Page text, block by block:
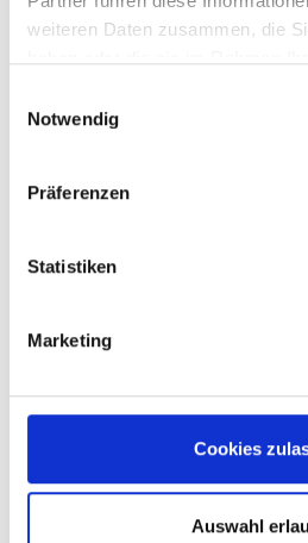
weiteren Daten zusammen, die
Notwendig
Präferenzen
Statistiken
Marketing
Cookies
Auswahl
Alfredo Clemente
ASground BOB Campus
CompuKöln
format:c
Kaiserswerther Paramente
Korrosionsschutz kann mehr